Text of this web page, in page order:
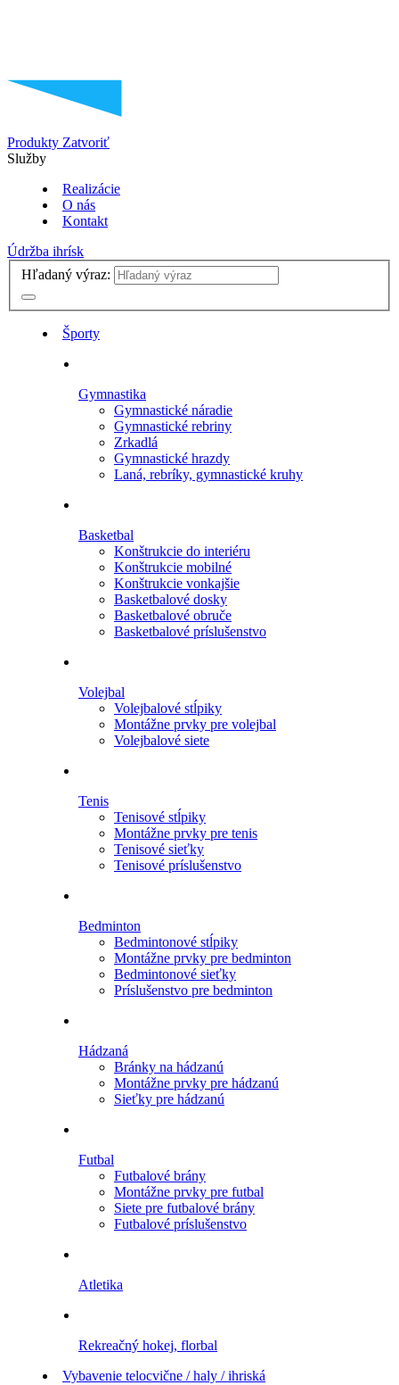
Produkty Zatvoriť
Služby
Realizácie
O nás
Kontakt
Údržba ihrísk
Hľadaný výraz:
Športy
Gymnastika
Gymnastické náradie
Gymnastické rebriny
Zrkadlá
Gymnastické hrazdy
Laná, rebríky, gymnastické kruhy
Basketbal
Konštrukcie do interiéru
Konštrukcie mobilné
Konštrukcie vonkajšie
Basketbalové dosky
Basketbalové obruče
Basketbalové príslušenstvo
Volejbal
Volejbalové stĺpiky
Montážne prvky pre volejbal
Volejbalové siete
Tenis
Tenisové stĺpiky
Montážne prvky pre tenis
Tenisové sieťky
Tenisové príslušenstvo
Bedminton
Bedmintonové stĺpiky
Montážne prvky pre bedminton
Bedmintonové sieťky
Príslušenstvo pre bedminton
Hádzaná
Bránky na hádzanú
Montážne prvky pre hádzanú
Sieťky pre hádzanú
Futbal
Futbalové brány
Montážne prvky pre futbal
Siete pre futbalové brány
Futbalové príslušenstvo
Atletika
Rekreačný hokej, florbal
Vybavenie telocvične / haly / ihriská